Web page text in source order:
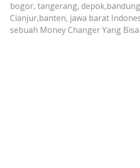
bogor, tangerang,
Cianjur,banten, jawa barat
sebuah Money Changer Yang